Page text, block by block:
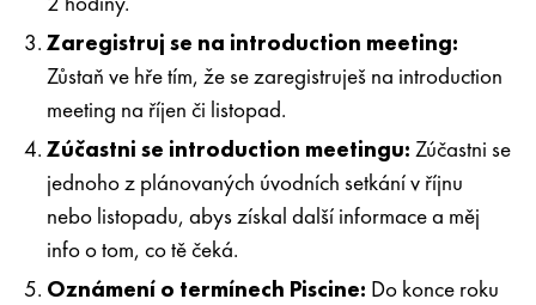
Zaregistruj se na introduction meeting:
Zůstaň ve hře tím, že se zaregistruješ na introduction
meeting na říjen či listopad.
Zúčastni se introduction meetingu:Zúčastni se
jednoho z plánovaných úvodních setkání v říjnu
nebo listopadu, abys získal další informace a měj
info o tom, co tě čeká.
Oznámení o termínech Piscine: Do konce roku